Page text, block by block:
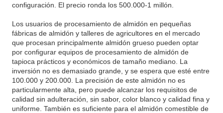
configuración. El precio ronda los 500.000-1 millón.
Los usuarios de procesamiento de almidón en pequeñas
fábricas de almidón y talleres de agricultores en el mercado
que procesan principalmente almidón grueso pueden optar
por configurar equipos de procesamiento de almidón de
tapioca prácticos y económicos de tamaño mediano. La
inversión no es demasiado grande, y se espera que esté entre
100.000 y 200.000. La precisión de este almidón no es
particularmente alta, pero puede alcanzar los requisitos de
calidad sin adulteración, sin sabor, color blanco y calidad fina y
uniforme. También es suficiente para el almidón comestible de